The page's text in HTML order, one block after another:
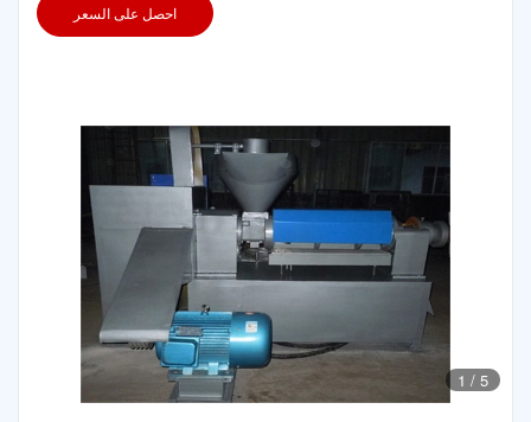
احصل على السعر
1 / 5